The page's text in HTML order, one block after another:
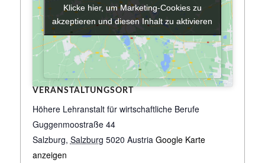
VERANSTALTUNGSORT
Höhere Lehranstalt für wirtschaftliche Berufe
Guggenmoostraße 44
Salzburg, Salzburg 5020 Austria Google Karte
anzeigen
Klicke hier, um Marketing-Cookies zu
akzeptieren und diesen Inhalt zu aktivieren
Klicke hier, um Marketing-Cookies zu
akzeptieren und diesen Inhalt zu aktivieren